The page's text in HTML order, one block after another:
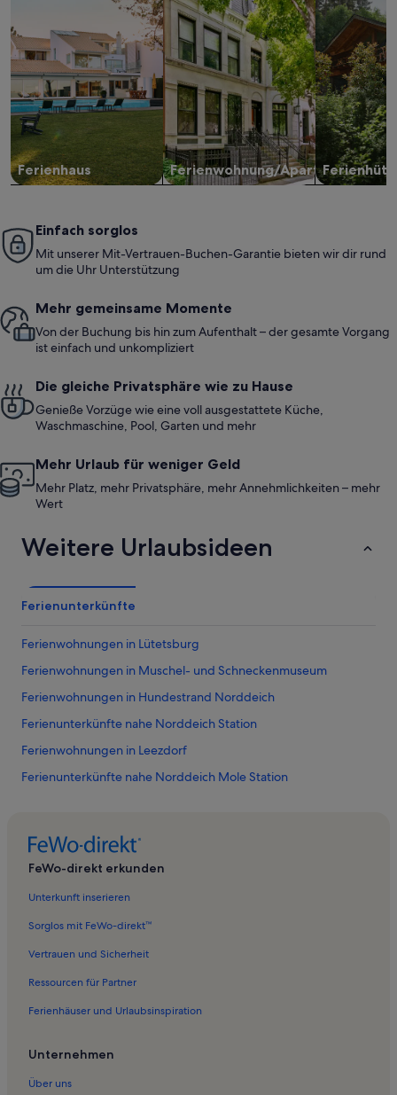
Ferienhaus Ferienwohnung/Apartment
Einfach sorglos
Mit unserer Mit-Vertrauen-Buchen-Garantie bieten wir dir rund
um die Uhr Unterstützung
Mehr gemeinsame Momente
Von der Buchung bis hin zum Aufenthalt – der gesamte Vorgang
ist einfach und unkompliziert
Die gleiche Privatsphäre wie zu Hause
Genieße Vorzüge wie eine voll ausgestattete Küche,
Waschmaschine, Pool, Garten und mehr
Mehr Urlaub für weniger Geld
Mehr Platz, mehr Privatsphäre, mehr Annehmlichkeiten – mehr
Wert
Weitere Urlaubsideen
Ferienunterkünfte
Ferienwohnungen in Lütetsburg
Ferienwohnungen in Muschel- und Schneckenmuseum
Ferienwohnungen in Hundestrand Norddeich
Ferienunterkünfte nahe Norddeich Station
Ferienwohnungen in Leezdorf
Ferienunterkünfte nahe Norddeich Mole Station
Ferienwohnungen in Erlebnispark-Norddeich
Ferienwohnungen in Ocean Wave
Ferienwohnungen in Kreitlapperei
Ferienwohnungen in Reithamm
FeWo-direkt erkunden
Unterkunft inserieren
Sorglos mit FeWo-direkt™
Vertrauen und Sicherheit
Ressourcen für Partner
Ferienhäuser und Urlaubsinspiration
Unternehmen
Über uns